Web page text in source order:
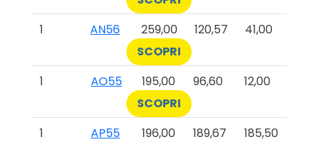
1
AN56 259,00 120,57
41,00
SCOPRI
1
AO55 195,00 96,60
12,00
SCOPRI
1
AP55 196,00 189,67
185,50